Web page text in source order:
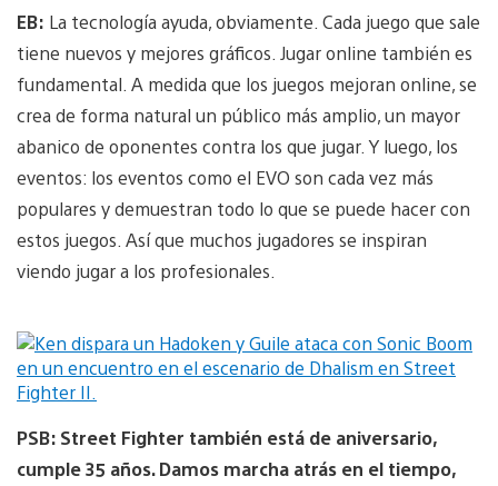
EB: La tecnología ayuda, obviamente. Cada juego que sale
tiene nuevos y mejores gráficos. Jugar online también es
fundamental. A medida que los juegos mejoran online, se
crea de forma natural un público más amplio, un mayor
abanico de oponentes contra los que jugar. Y luego, los
eventos: los eventos como el EVO son cada vez más
populares y demuestran todo lo que se puede hacer con
estos juegos. Así que muchos jugadores se inspiran
viendo jugar a los profesionales.
PSB: Street Fighter también está de aniversario,
cumple 35 años. Damos marcha atrás en el tiempo,